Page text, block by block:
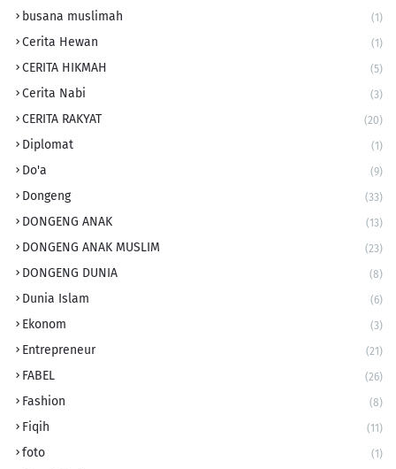
busana muslimah (1)
Cerita Hewan (1)
CERITA HIKMAH (5)
Cerita Nabi (3)
CERITA RAKYAT (20)
Diplomat (1)
Do'a (9)
Dongeng (33)
DONGENG ANAK (13)
DONGENG ANAK MUSLIM (23)
DONGENG DUNIA (8)
Dunia Islam (6)
Ekonom (3)
Entrepreneur (21)
FABEL (26)
Fashion (8)
Fiqih (11)
foto (1)